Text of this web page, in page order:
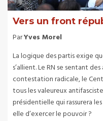
Vers un front
ParYves Morel
La logique des partis exige
s’allient. Le RN se sentant
contestation radicale, le
tous les valeureux
présidentielle qui rassurera
elle d’exercer le pouvoir ?